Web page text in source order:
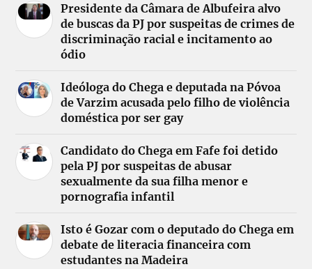
Presidente da Câmara de Albufeira alvo
de buscas da PJ por suspeitas de crimes de
discriminação racial e incitamento ao
ódio
Ideóloga do Chega e deputada na Póvoa
de Varzim acusada pelo filho de violência
doméstica por ser gay
Candidato do Chega em Fafe foi detido
pela PJ por suspeitas de abusar
sexualmente da sua filha menor e
pornografia infantil
Isto é Gozar com o deputado do Chega em
debate de literacia financeira com
estudantes na Madeira